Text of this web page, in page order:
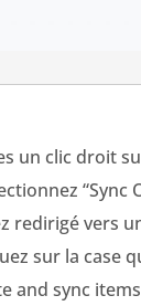
un clic droit
“Sync
redirigé vers
sur la case
and sync